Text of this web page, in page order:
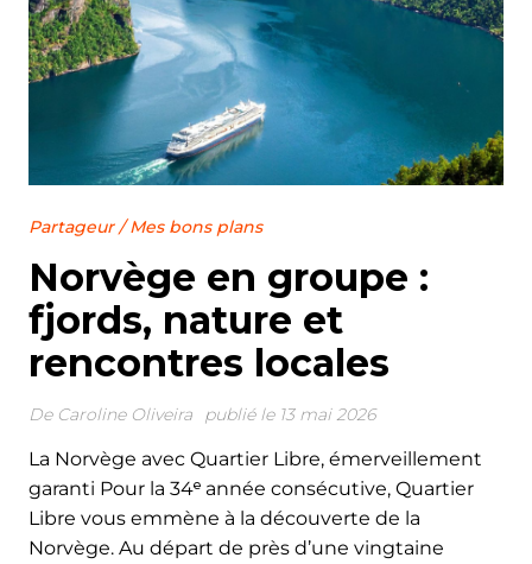
Partageur/Mes bons plans
Norvège en groupe :
fjords, nature et
rencontres locales
De Caroline Oliveira publié le 13 mai 2026
La Norvège avec Quartier Libre, émerveillement
garanti Pour la 34ᵉ année consécutive, Quartier
Libre vous emmène à la découverte de la
Norvège. Au départ de près d’une vingtaine